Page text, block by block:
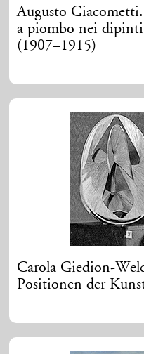
Augusto
a piombo nei
(1907–1915)
Carola Giedion-
Positionen der